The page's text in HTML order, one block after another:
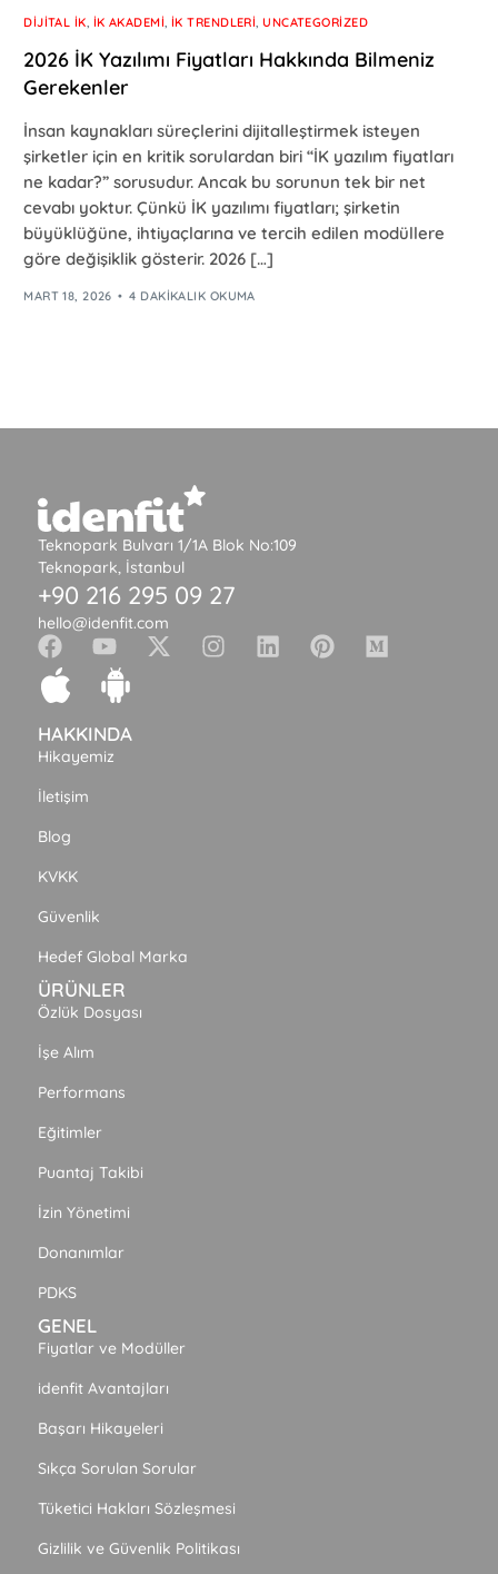
DIJITAL İK, İK AKADEMI, İK TRENDLERI,UNCATEGORIZED
2026 İK Yazılımı Fiyatları Hakkında Bilmeniz
Gerekenler
İnsan kaynakları süreçlerini dijitalleştirmek isteyen
şirketler için en kritik sorulardan biri “İK yazılım fiyatları
ne kadar?” sorusudur. Ancak bu sorunun tek bir net
cevabı yoktur. Çünkü İK yazılımı fiyatları; şirketin
büyüklüğüne, ihtiyaçlarına ve tercih edilen modüllere
göre değişiklik gösterir. 2026 […]
MART 18, 2026 4 DAKIKALIK OKUMA
Teknopark Bulvarı 1/1A Blok No:109
Teknopark, İstanbul
+90 216 295 09 27
hello@idenfit.com
HAKKINDA
Hikayemiz
İletişim
Blog
KVKK
Güvenlik
Hedef Global Marka
ÜRÜNLER
Özlük Dosyası
İşe Alım
Performans
Eğitimler
Puantaj Takibi
İzin Yönetimi
Donanımlar
PDKS
GENEL
Fiyatlar ve Modüller
idenfit Avantajları
Başarı Hikayeleri
Sıkça Sorulan Sorular
Tüketici Hakları Sözleşmesi
Gizlilik ve Güvenlik Politikası